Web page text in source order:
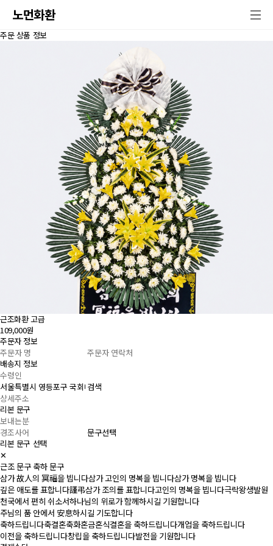
노먼화환
주문 상품 정보
근조화환 고급
109,000원
주문자 정보
배송지 정보
검색
리본 문구
문구선택
리본 문구 선택
✕
근조 문구 축하 문구
삼가 故人의 冥福을 빕니다삼가 고인의 명복을 빕니다삼가 명복을 빕니다
깊은 애도를 표합니다謹弔삼가 조의를 표합니다고인의 명복을 빕니다극락왕생발원
천국에서 편히 쉬소서하나님의 위로가 함께하시길 기원합니다
주님의 품 안에서 安息하시길 기도합니다
축하드립니다축결혼축화혼금혼식결혼을 축하드립니다개업을 축하드립니다
이전을 축하드립니다창립을 축하드립니다발전을 기원합니다